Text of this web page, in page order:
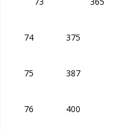
74 375
75 387
76 400